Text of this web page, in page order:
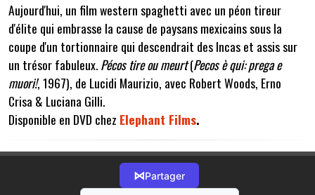
Aujourd'hui, un film western spaghetti avec un péon tireur
d'élite qui embrasse la cause de paysans mexicains sous la
coupe d'un tortionnaire qui descendrait des Incas et assis sur
un trésor fabuleux.Pécos tire ou meurt(Pecos è qui: prega e
muori!, 1967), de Lucidi Maurizio, avec Robert Woods, Erno
Crisa & Luciana Gilli.
Disponible en DVD chez Elephant Films.
⋈Partager